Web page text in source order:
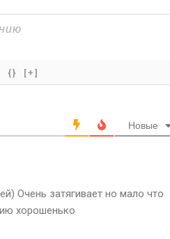
{} [+]
Новые
Очень затягивает но мало что
хорошенько